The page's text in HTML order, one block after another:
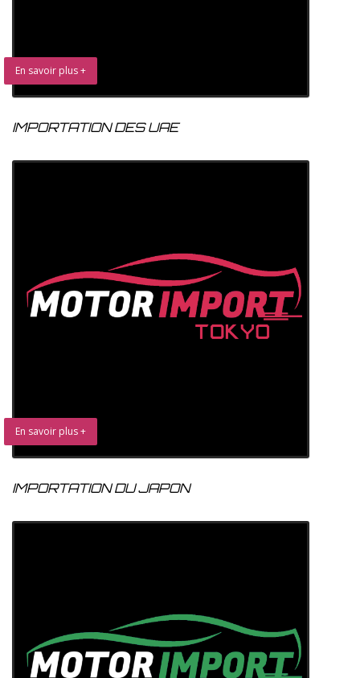
En savoir plus +
IMPORTATION DES UAE
En savoir plus +
IMPORTATION DU JAPON